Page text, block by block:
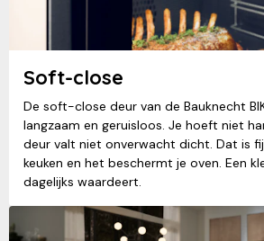
Soft-close
De soft-close deur van de Bauknecht
langzaam en geruisloos. Je hoeft niet
deur valt niet onverwacht dicht. Dat is
keuken en het beschermt je oven. Een
dagelijks waardeert.